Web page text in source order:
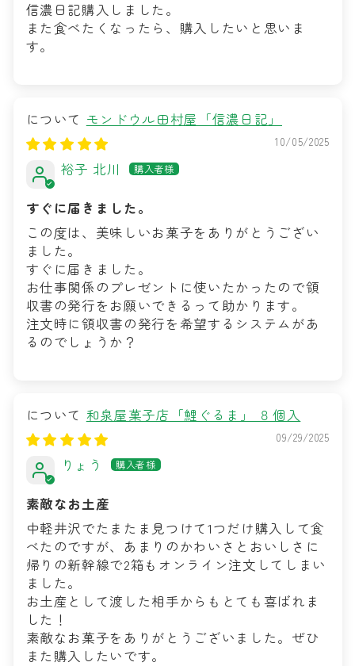
信濃日記購入しました。
また食べたくなったら、購入したいと思いま
す。
モンドウル田村屋「信濃日記」
10/05/2025
裕子 北川
すぐに届きました。
この度は、美味しいお菓子をありがとうござい
ました。
すぐに届きました。
お仕事関係のプレゼントに使いたかったので領
収書の発行をお願いできるって助かります。
注文時に領収書の発行を希望するシステムがあ
るのでしょうか？
和泉屋菓子店「鯉ぐるま」 ８個入
09/29/2025
りょう
素敵なお土産
中軽井沢でたまたま見つけて1つだけ購入して食
べたのですが、あまりのかわいさとおいしさに
帰りの新幹線で2箱もオンライン注文してしまい
ました。
お土産として渡した相手からもとても喜ばれま
した！
素敵なお菓子をありがとうございました。ぜひ
また購入したいです。